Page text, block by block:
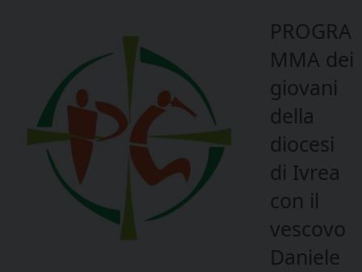
PROGRA
MMA dei
giovani
della
diocesi
di Ivrea
con il
vescovo
Daniele